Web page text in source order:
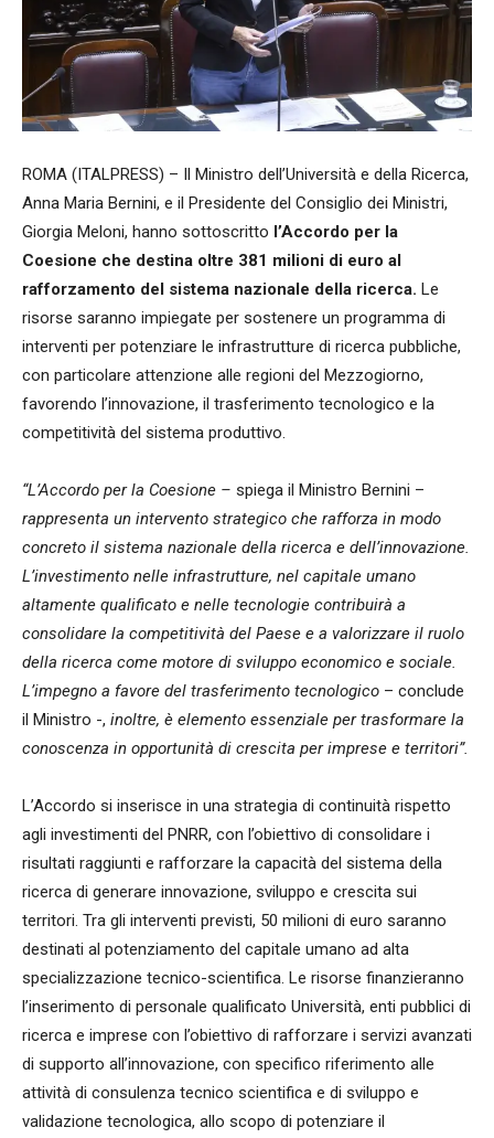
ROMA (ITALPRESS) – Il Ministro dell’Università e della Ricerca,
Anna Maria Bernini, e il Presidente del Consiglio dei Ministri,
Giorgia Meloni, hanno sottoscritto l’Accordo per la
Coesione che destina oltre 381 milioni di euro al
rafforzamento del sistema nazionale della ricerca. Le
risorse saranno impiegate per sostenere un programma di
interventi per potenziare le infrastrutture di ricerca pubbliche,
con particolare attenzione alle regioni del Mezzogiorno,
favorendo l’innovazione, il trasferimento tecnologico e la
competitività del sistema produttivo.
“L’Accordo per la Coesione – spiega il Ministro Bernini –
rappresenta un intervento strategico che rafforza in modo
concreto il sistema nazionale della ricerca e dell’innovazione.
L’investimento nelle infrastrutture, nel capitale umano
altamente qualificato e nelle tecnologie contribuirà a
consolidare la competitività del Paese e a valorizzare il ruolo
della ricerca come motore di sviluppo economico e sociale.
L’impegno a favore del trasferimento tecnologico – conclude
il Ministro -, inoltre, è elemento essenziale per trasformare la
conoscenza in opportunità di crescita per imprese e territori”.
L’Accordo si inserisce in una strategia di continuità rispetto
agli investimenti del PNRR, con l’obiettivo di consolidare i
risultati raggiunti e rafforzare la capacità del sistema della
ricerca di generare innovazione, sviluppo e crescita sui
territori. Tra gli interventi previsti, 50 milioni di euro saranno
destinati al potenziamento del capitale umano ad alta
specializzazione tecnico-scientifica. Le risorse finanzieranno
l’inserimento di personale qualificato Università, enti pubblici di
ricerca e imprese con l’obiettivo di rafforzare i servizi avanzati
di supporto all’innovazione, con specifico riferimento alle
attività di consulenza tecnico scientifica e di sviluppo e
validazione tecnologica, allo scopo di potenziare il